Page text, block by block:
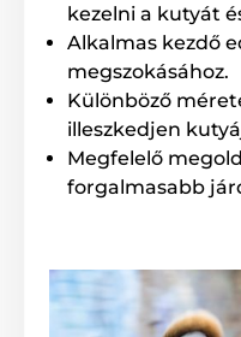
A termék hátrányai:
Nincs
A csomag tartalma:
BE NORDIC póráz
Megjegyzés: A kép
A műszaki
kezelni a kutyát
Alkalmas kezdő
megszokásához.
Különböző
illeszkedjen
Megfelelő
forgalmasabb